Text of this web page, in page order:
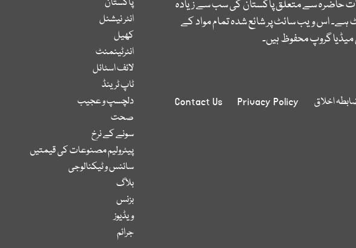
حاضرہ سے متعلق پاکستان کی سب سے زیادہ
اس ویب سائٹ پر شائع شدہ تمام مواد کے
گروپ محفوظ ہیں۔
اخلاق Privacy Policy
Contact Us
پاکستان
انٹر نیشنل
کھیل
انٹرٹینمنٹ
لائف اسٹائل
ٹاپ ٹرینڈ
دلچسپ و عجیب
صحت
سونے کے نرخ
پیٹرولیم مصنوعات کی قیمتیں
سائنس و ٹیکنالوجی
بلاگ
بزنس
ویڈیوز
جرائم